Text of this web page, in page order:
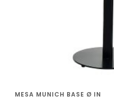
MESA MUNICH BASE Ø IN